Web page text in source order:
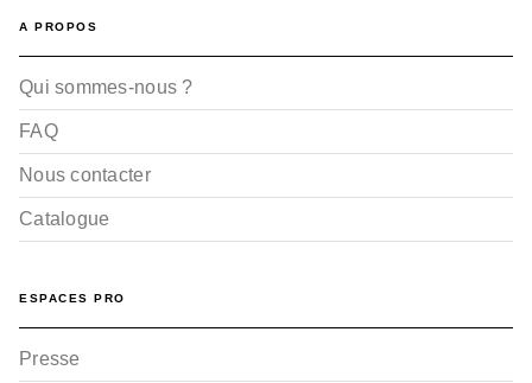
A PROPOS
Qui sommes-nous ?
FAQ
Nous contacter
Catalogue
ESPACES PRO
Presse